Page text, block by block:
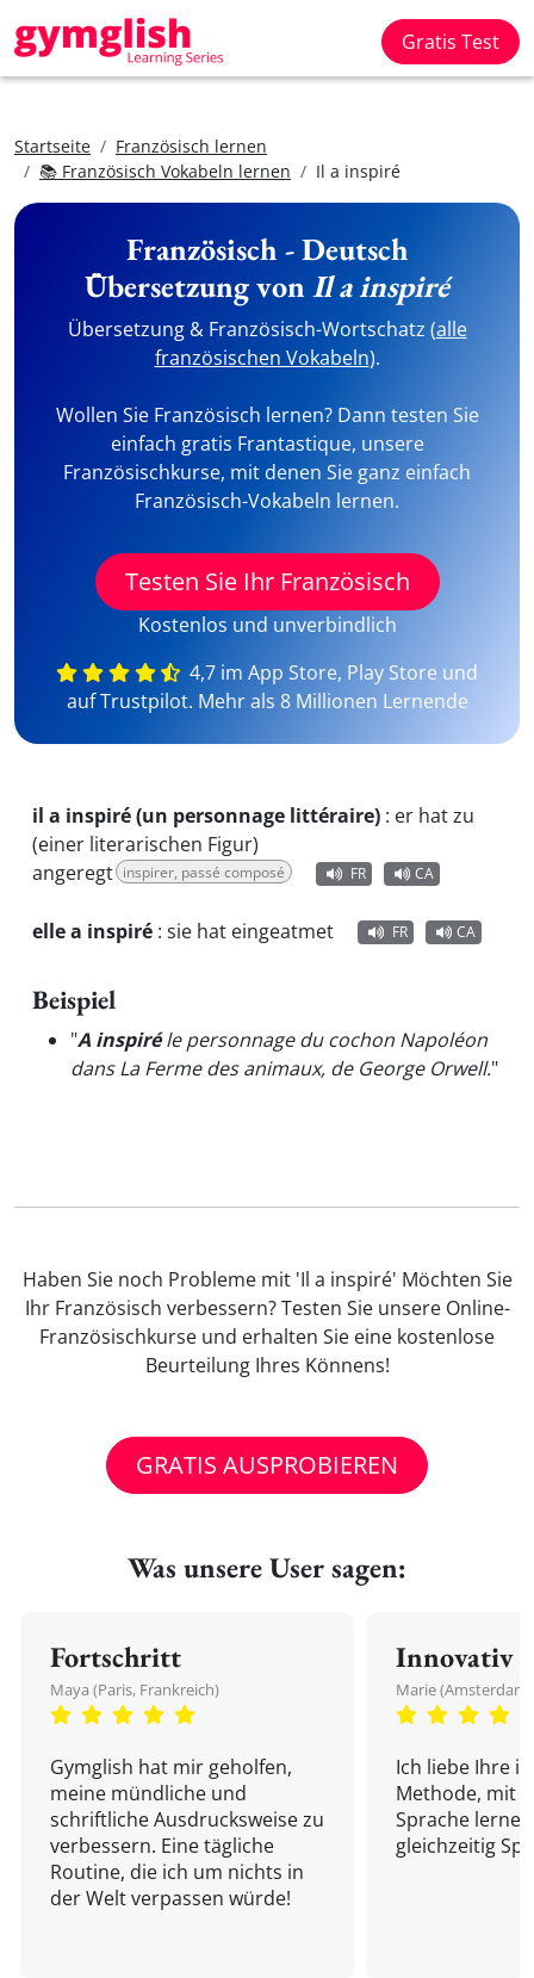
Gratis Test
Startseite
Französisch lernen
📚 Französisch Vokabeln lernen
Il a inspiré
Französisch - Deutsch
Übersetzung vonIl a inspiré
Übersetzung & Französisch-Wortschatz (alle
französischen Vokabeln).
Wollen Sie Französisch lernen? Dann testen Sie
einfach gratis Frantastique, unsere
Französischkurse, mit denen Sie ganz einfach
Französisch-Vokabeln lernen.
Testen Sie Ihr Französisch
Kostenlos und unverbindlich
4,7 im App Store, Play Store und
auf Trustpilot. Mehr als 8 Millionen Lernende
il a inspiré (un personnage littéraire) : er hat zu
(einer literarischen Figur)
angeregt inspirer, passé composé FR CA
elle a inspiré : sie hat eingeatmet FR CA
Beispiel
"A inspiréle personnage du cochon Napoléon
dans La Ferme des animaux, de George Orwell."
Haben Sie noch Probleme mit 'Il a inspiré' Möchten Sie
Ihr Französisch verbessern? Testen Sie unsere Online-
Französischkurse und erhalten Sie eine kostenlose
Beurteilung Ihres Könnens!
GRATIS AUSPROBIEREN
Was unsere User sagen:
Fortschritt
Maya (Paris, Frankreich)
Gymglish hat mir geholfen,
meine mündliche und
schriftliche Ausdrucksweise zu
verbessern. Eine tägliche
Routine, die ich um nichts in
der Welt verpassen würde!
Innovativ
Marie
Ich liebe Ihre
Methode, mit
Sprache
gleichzeitig